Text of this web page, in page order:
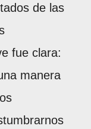
de las
fue clara:
manera